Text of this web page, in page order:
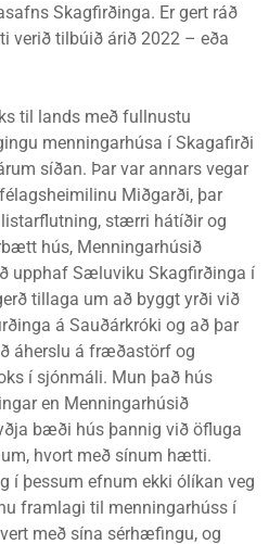
Skagfirðinga. Er gert ráð
verið tilbúið árið 2022 – eða
til lands með fullnustu
menningarhúsa í Skagafirði
síðan. Þar var annars vegar
Miðgarði, þar
stærri hátíðir og
hús, Menningarhúsið
upphaf Sæluviku Skagfirðinga í
tillaga um að byggt yrði við
á Sauðárkróki og að þar
áherslu á fræðastörf og
í sjónmáli. Mun það hús
en Menningarhúsið
bæði hús þannig við öfluga
hvort með sínum hætti.
í þessum efnum ekki ólíkan veg
framlagi til menningarhúss í
með sína sérhæfingu, og